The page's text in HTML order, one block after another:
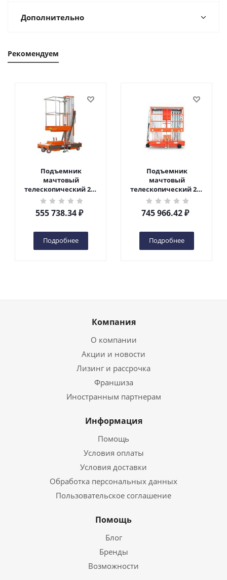
Дополнительно
Рекомендуем
Подъемник
мачтовый
телескопический 200
кг 6 м TOR GTWY6-200S
DC 2-мачтовый
(автономный) (G) в
555 738.34₽
Подробнее
Подъемник
мачтовый
телескопический 200
кг 10 м TOR GTWY10-
200S DC 2-мачтовый
(автономный) (N) в
745 966.42₽
Подробнее
Компания
О компании
Акции и новости
Лизинг и рассрочка
Франшиза
Иностранным партнерам
Информация
Помощь
Условия оплаты
Условия доставки
Обработка персональных данных
Пользовательское соглашение
Помощь
Блог
Бренды
Возможности